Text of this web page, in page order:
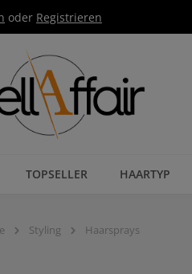
springen
oder Registrieren
TOPSELLER HAARTYP
Styling Haarsprays